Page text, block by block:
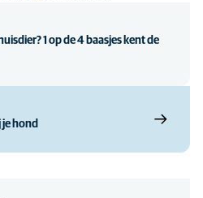
1 op de 4 baasjes kent de
hond